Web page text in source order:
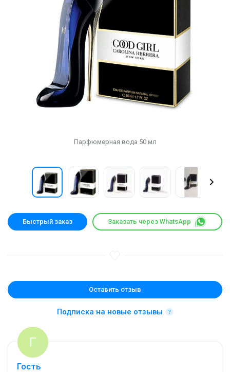
Парфюмерная вода 50 мл
Быстрый заказ Заказать через WhatsApp
Оставить отзыв
Подписка на новые отзывы
Гость